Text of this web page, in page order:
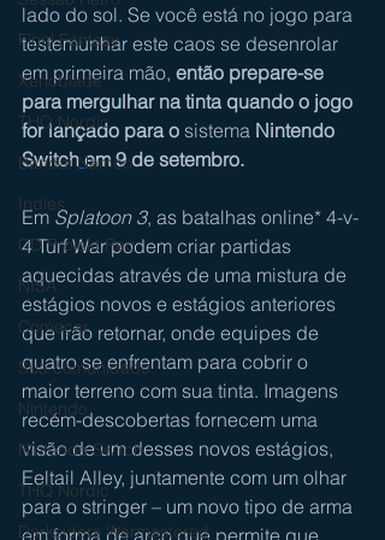
Final Fantasy
Xenoblade
THQ Nordic
Bandai Namco
Indies
CD Projekt Red
NISA
Começar
Sua comunidade
Nintendo
Nintendo Switch
THQ Nordic
Darksiders Warmastered
lado do sol. Se você está no jogo para
testemunhar este caos se desenrolar
em primeira mão, então prepare-se
para mergulhar na tinta quando o jogo
for lançado para o sistema Nintendo
Switch em 9 de setembro.
Em Splatoon 3, as batalhas online* 4-v-
4 Turf War podem criar partidas
aquecidas através de uma mistura de
estágios novos e estágios anteriores
que irão retornar, onde equipes de
quatro se enfrentam para cobrir o
maior terreno com sua tinta. Imagens
recém-descobertas fornecem uma
visão de um desses novos estágios,
Eeltail Alley, juntamente com um olhar
para o stringer – um novo tipo de arma
em forma de arco que permite que